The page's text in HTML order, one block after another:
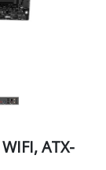
ATX-